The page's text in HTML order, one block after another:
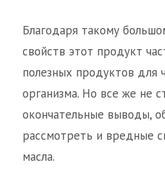
Благодаря такому
свойств этот продукт
полезных продуктов для
организма. Но все же не
окончательные выводы,
рассмотреть и вредные
масла.